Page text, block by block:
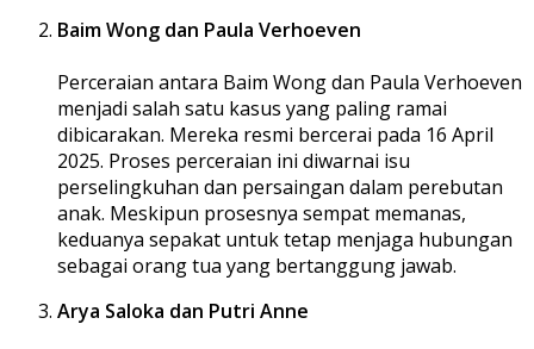
Baim Wong dan Paula Verhoeven
Perceraian antara Baim Wong dan Paula Verhoeven
menjadi salah satu kasus yang paling ramai
dibicarakan. Mereka resmi bercerai pada 16 April
2025. Proses perceraian ini diwarnai isu
perselingkuhan dan persaingan dalam perebutan
anak. Meskipun prosesnya sempat memanas,
keduanya sepakat untuk tetap menjaga hubungan
sebagai orang tua yang bertanggung jawab.
Arya Saloka dan Putri Anne